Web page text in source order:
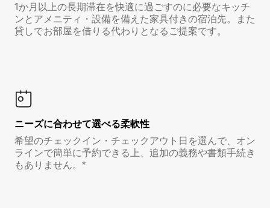
1か月以上の長期滞在を快適に過ごすのに必要なキッチ
ンとアメニティ・設備を備えた家具付きの宿泊先。また
貸しでお部屋を借りる代わりとなるご提案です。
ニーズに合わせて選べる柔軟性
希望のチェックイン・チェックアウト日を選んで、オン
ラインで簡単に予約できる上、追加の義務や書類手続き
もありません。*